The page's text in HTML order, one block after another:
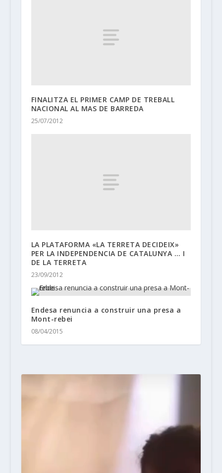
FINALITZA EL PRIMER CAMP DE TREBALL
NACIONAL AL MAS DE BARREDA
25/07/2012
LA PLATAFORMA «LA TERRETA DECIDEIX»
PER LA INDEPENDENCIA DE CATALUNYA … I
DE LA TERRETA
23/09/2012
Endesa renuncia a construir una presa a
Mont-rebei
08/04/2015